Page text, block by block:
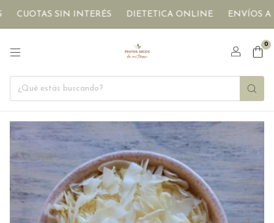
CUOTAS SIN INTERÉS DIETETICA ONLINE ENVÍOS A
0